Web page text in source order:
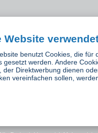
Website
benutzt Cookies, die
gesetzt werden. Andere
der Direktwerbung dienen
vereinfachen sollen,